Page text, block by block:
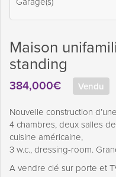
Maison
standing
384,000€ Vendu
Nouvelle construction
4 chambres, deux salles
cuisine américaine,
3 w.c., dressing-room.
A vendre clé sur porte et